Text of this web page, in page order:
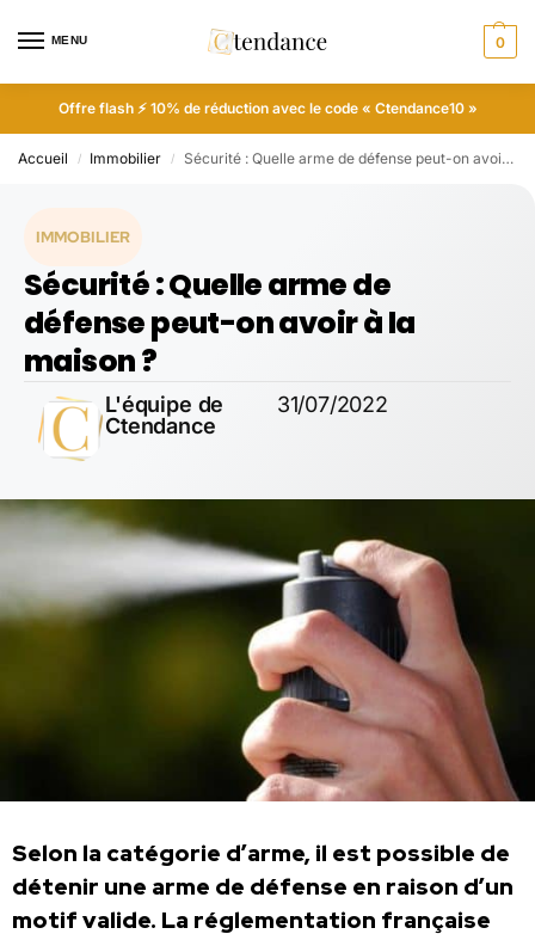
MENU 0
Offre flash ⚡ 10% de réduction avec le code « Ctendance10 »
Accueil / Immobilier / Sécurité : Quelle arme de défense peut-on avoir à la maison ?
IMMOBILIER
Sécurité : Quelle arme de
défense peut-on avoir à la
maison ?
L'équipe de
Ctendance
31/07/2022
Selon la catégorie d’arme, il est possible de
détenir une arme de défense en raison d’un
motif valide. La réglementation française